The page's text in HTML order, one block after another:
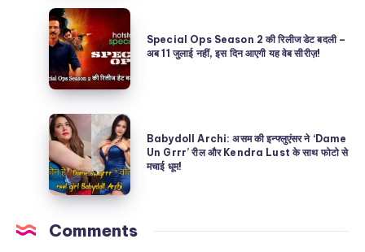
है?
असली
या
AI
की
16
साल
की
Dancer
ने
जीता
Priyanka
Chopra
का
Special
Ops
Season
2
रिलीज
डेट
बदली
–
अब
Special Ops Season 2 की रिलीज डेट बदली –
अब 11 जुलाई नहीं, इस दिन आएगी यह वेब सीरीज़!
Babydoll
Archi:
असम
की
ने
Babydoll Archi: असम की इन्फ्लुएंसर ने ‘Dame
Un Grrr’ रील और Kendra Lust के साथ फोटो से
मचाई धूम!
Comments